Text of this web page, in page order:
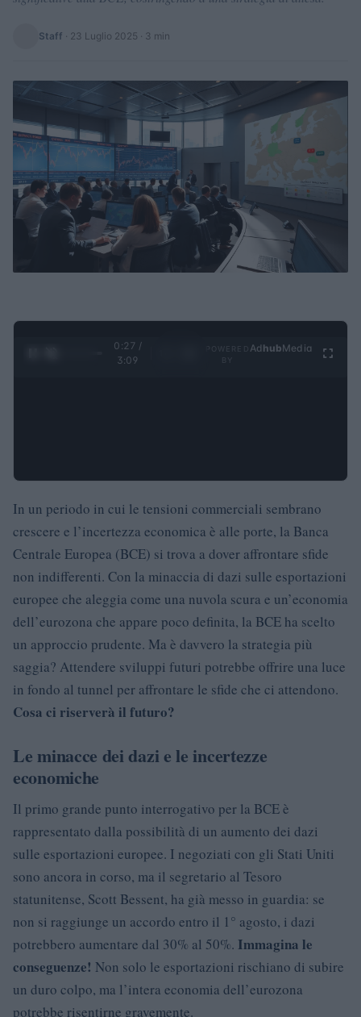
Staff · 23 Luglio 2025 · 3 min
0:28 /
3:09
Ad hubMedia
In un periodo in cui le tensioni commerciali sembrano
crescere e l’incertezza economica è alle porte, la Banca
Centrale Europea (BCE) si trova a dover affrontare sfide
non indifferenti. Con la minaccia di dazi sulle esportazioni
europee che aleggia come una nuvola scura e un’economia
dell’eurozona che appare poco definita, la BCE ha scelto
un approccio prudente. Ma è davvero la strategia più
saggia? Attendere sviluppi futuri potrebbe offrire una luce
in fondo al tunnel per affrontare le sfide che ci attendono.
Cosa ci riserverà il futuro?
Le minacce dei dazi e le incertezze
economiche
Il primo grande punto interrogativo per la BCE è
rappresentato dalla possibilità di un aumento dei dazi
sulle esportazioni europee. I negoziati con gli Stati Uniti
sono ancora in corso, ma il segretario al Tesoro
statunitense, Scott Bessent, ha già messo in guardia: se
non si raggiunge un accordo entro il 1° agosto, i dazi
potrebbero aumentare dal 30% al 50%. Immagina le
conseguenze! Non solo le esportazioni rischiano di subire
un duro colpo, ma l’intera economia dell’eurozona
potrebbe risentirne gravemente.